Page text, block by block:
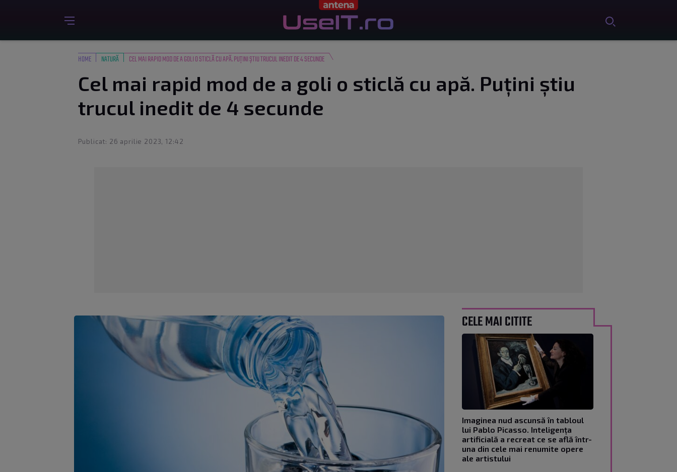
HOME NATURĂ CEL MAI RAPID MOD DE A GOLI O STICLĂ CU APĂ. PUȚINI ȘTIU TRUCUL INEDIT DE 4 SECUNDE
Cel mai rapid mod de a goli o sticlă cu apă. Puțini știu
trucul inedit de 4 secunde
Publicat: 26 aprilie 2023, 12:42
CELE MAI CITITE
Imaginea nud ascunsă în tabloul
lui Pablo Picasso. Inteligența
artificială a recreat ce se află într-
una din cele mai renumite opere
ale artistului